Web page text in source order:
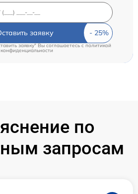
заявку
заявку" Вы соглашаетесь cполитикой
конфиденциальности
по
запросам